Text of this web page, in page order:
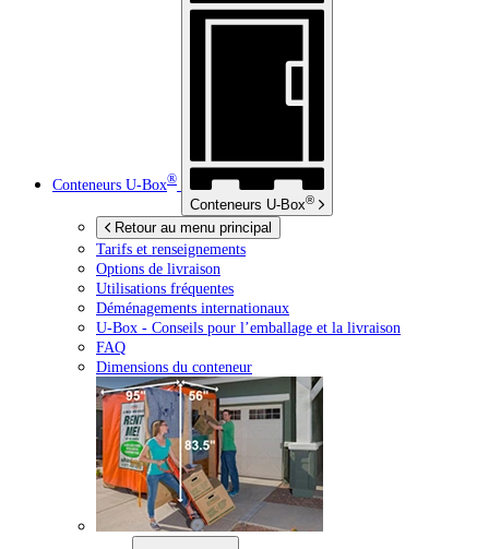
Conteneurs U-Box®
Conteneurs U-Box®
Retour au menu principal
Tarifs et renseignements
Options de livraison
Utilisations fréquentes
Déménagements internationaux
U-Box - Conseils pour l’emballage et la livraison
FAQ
Dimensions du conteneur